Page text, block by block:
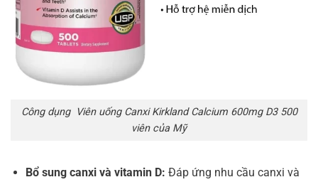
Công dụng Viên uống Canxi Kirkland Calcium 600mg D3 500
viên của Mỹ
Bổ sung canxi và vitamin D: Đáp ứng nhu cầu canxi và